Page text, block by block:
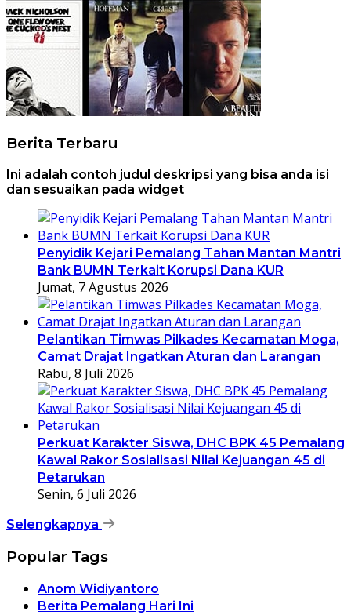
Berita Terbaru
Ini adalah contoh judul deskripsi yang bisa anda isi
dan sesuaikan pada widget
Penyidik Kejari Pemalang Tahan Mantan Mantri
Bank BUMN Terkait Korupsi Dana KUR
Jumat, 7 Agustus 2026
Pelantikan Timwas Pilkades Kecamatan Moga,
Camat Drajat Ingatkan Aturan dan Larangan
Rabu, 8 Juli 2026
Perkuat Karakter Siswa, DHC BPK 45 Pemalang
Kawal Rakor Sosialisasi Nilai Kejuangan 45 di
Petarukan
Senin, 6 Juli 2026
Selengkapnya
Popular Tags
Anom Widiyantoro
Berita Pemalang Hari Ini